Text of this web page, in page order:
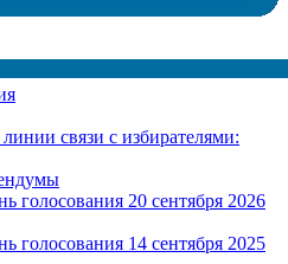
связи с избирателями:
голосования 20 сентября 2026
голосования 14 сентября 2025